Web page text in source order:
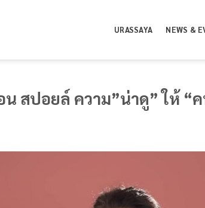
URASSAYA NEWS &
สปอยล์ ความ”น่าดู” ให้ “